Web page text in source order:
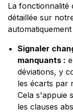
La fonctionnalité
détaillée sur
Signaler
manquants :
déviations, y
les écarts par
Cela s'appuie
les clauses